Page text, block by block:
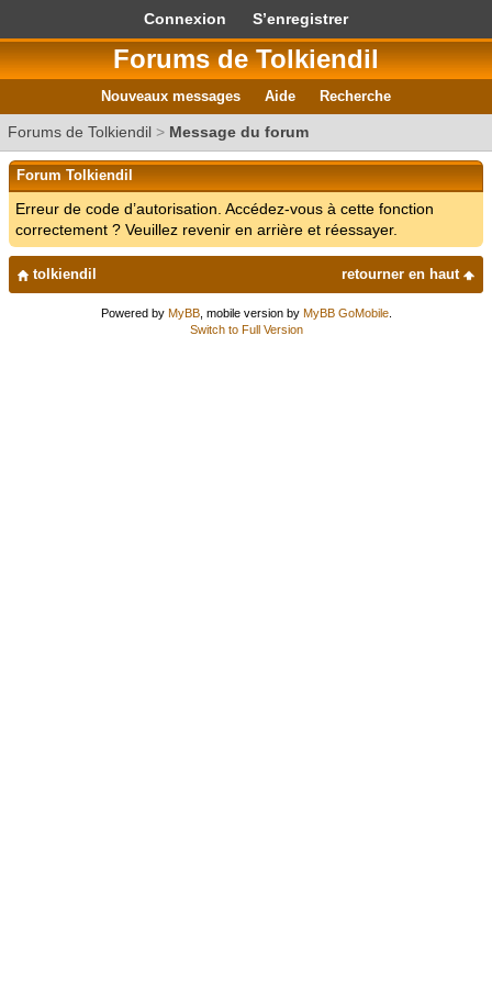
Connexion S’enregistrer
Forums de Tolkiendil
Nouveaux messages Aide Recherche
Forums de Tolkiendil > Message du forum
Forum Tolkiendil
Erreur de code d’autorisation. Accédez-vous à cette fonction
correctement ? Veuillez revenir en arrière et réessayer.
retourner en haut
tolkiendil
Powered by MyBB, mobile version by MyBB GoMobile.
Switch to Full Version